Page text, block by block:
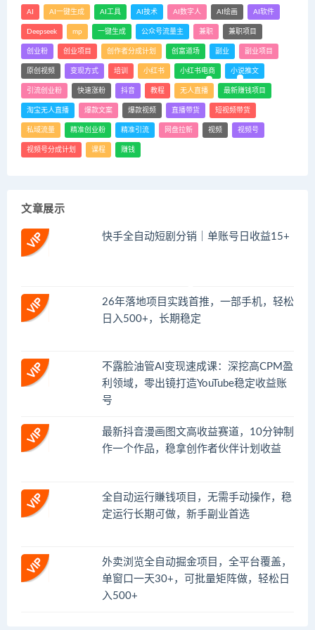
AI AI一键生成 AI工具 AI技术 AI数字人 AI绘画 AI软件
Deepseek mp 一键生成 公众号流量主 兼职 兼职项目
创业粉 创业项目 创作者分成计划 创富道场 副业 副业项目
原创视频 变现方式 培训 小红书 小红书电商 小说推文
引流创业粉 快速涨粉 抖音 教程 无人直播 最新赚钱项目
淘宝无人直播 爆款文案 爆款视频 直播带货 短视频带货
私域流量 精准创业粉 精准引流 网盘拉新 视频 视频号
视频号分成计划 课程 赚钱
文章展示
快手全自动短剧分销｜单账号日收益15+
26年落地项目实践首推，一部手机，轻松
日入500+，长期稳定
不露脸油管AI变现速成课：深挖高CPM盈
利领域，零出镜打造YouTube稳定收益账
号
最新抖音漫画图文高收益赛道，10分钟制
作一个作品，稳拿创作者伙伴计划收益
全自动运行賺钱项目，无需手动操作，稳
定运行长期可做，新手副业首选
外卖浏览全自动掘金项目，全平台覆盖，
单窗口一天30+，可批量矩阵做，轻松日
入500+